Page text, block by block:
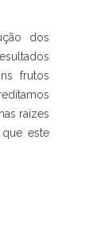
dos
frutos
raízes
este